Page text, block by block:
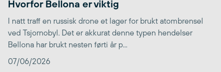
Hvorfor Bellona er viktig
I natt traff en russisk drone et lager for brukt atombrensel
ved Tsjornobyl. Det er akkurat denne typen hendelser
Bellona har brukt nesten førti år p...
07/06/2026